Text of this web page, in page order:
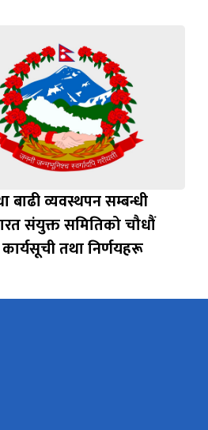
बाढी व्यवस्थपन सम्बन्धी
संयुक्त समितिको चौधौं
तथा निर्णयहरू